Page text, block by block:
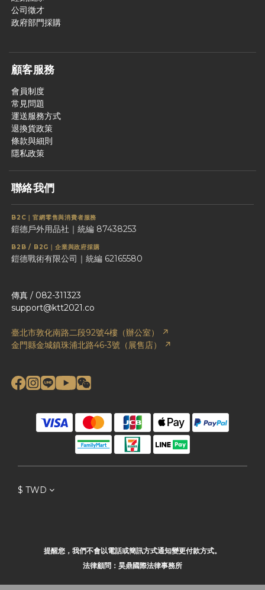
公司徵才
政府部門採購
顧客服務
會員制度
常見問題
運送服務方式
退換貨政策
條款與細則
隱私政策
聯絡我們
B2C｜官網零售與消費者服務
鎧德戶外用品社｜統編 87438253
B2B / B2G｜企業與政府採購
鎧德戰術有限公司｜統編 62165580
傳真 / 082-311323
support@ktt2021.co
臺北市敦化南路二段92號4樓（辦公室） ↗
金門縣金城鎮珠浦北路46-3號（展售店） ↗
$ TWD
提醒您，我們不會以電話或簡訊方式通知變更付款方式。
法律顧問：昊鼎國際法律事務所